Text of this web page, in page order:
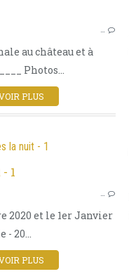
…
au château et à
Photos...
PLUS
la nuit - 1
…
2020 et le 1er Janvier
- 20...
PLUS